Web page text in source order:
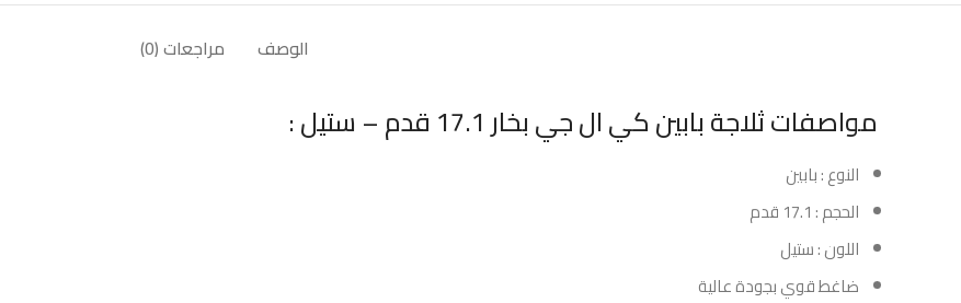
الوصف مراجعات (0)
مواصفات ثلاجة بابين كي ال جي بخار 17.1 قدم – ستيل :
النوع : بابين
الحجم : 17.1 قدم
اللون : ستيل
ضاغط قوي بجودة عالية